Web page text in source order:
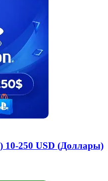
10-250 USD (Доллары)